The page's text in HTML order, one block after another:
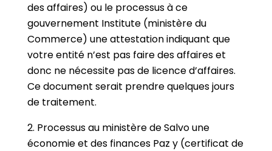
des affaires) ou le processus à ce
gouvernement Institute (ministère du
Commerce) une attestation indiquant que
votre entité n’est pas faire des affaires et
donc ne nécessite pas de licence d’affaires.
Ce document serait prendre quelques jours
de traitement.
2. Processus au ministère de Salvo une
économie et des finances Paz y (certificat de